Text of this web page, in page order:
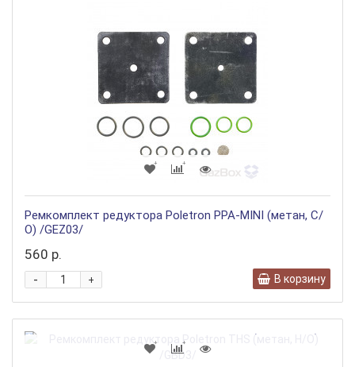
Ремкомплект редуктора Poletron PPA-MINI (метан, С/
О) /GEZ03/
560 р.
+
- В корзину